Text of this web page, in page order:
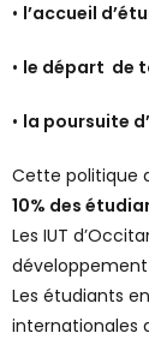
• l’accueil
• le départ de
• la poursuite
Cette politique
10% des
Les IUT
Les étudiants
internationales